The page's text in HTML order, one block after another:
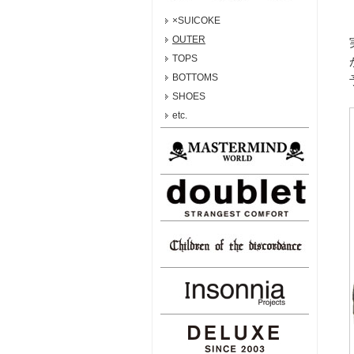
×SUICOKE
OUTER
TOPS
BOTTOMS
SHOES
etc.